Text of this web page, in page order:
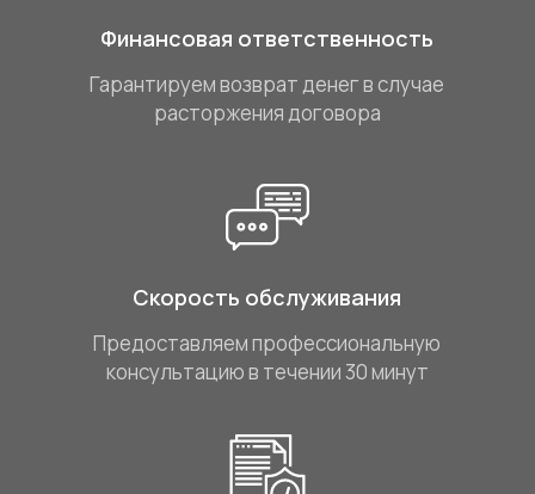
Финансовая ответственность
Гарантируем возврат денег в случае
расторжения договора
Скорость обслуживания
Предоставляем профессиональную
консультацию в течении 30 минут